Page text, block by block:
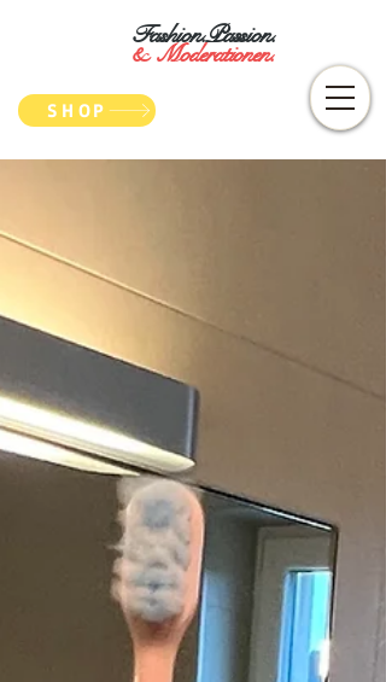
Fashion.Passion.
&Moderationen.
SHOP